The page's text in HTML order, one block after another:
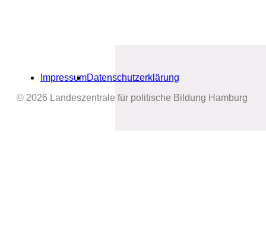
ImpressumDatenschutzerklärung
© 2026 Landeszentrale für politische Bildung Hamburg